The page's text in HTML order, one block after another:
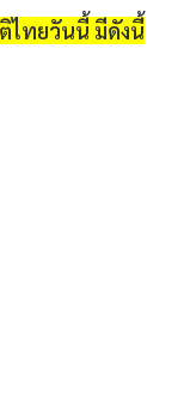
ไทยวันนี้ มีดังนี้